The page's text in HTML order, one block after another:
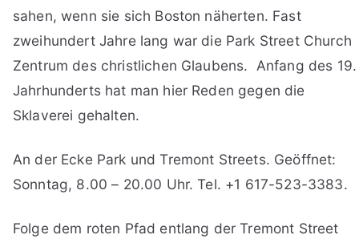
sahen, wenn sie sich Boston näherten. Fast
zweihundert Jahre lang war die Park Street Church
Zentrum des christlichen Glaubens. Anfang des 19.
Jahrhunderts hat man hier Reden gegen die
Sklaverei gehalten.
An der Ecke Park und Tremont Streets. Geöffnet:
Sonntag, 8.00 – 20.00 Uhr. Tel. +1 617-523-3383.
Folge dem roten Pfad entlang der Tremont Street